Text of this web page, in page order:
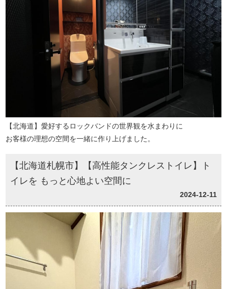
【北海道】愛好するロックバンドの世界観を水まわりに
お客様の理想の空間を一緒に作り上げました。
【北海道札幌市】【高性能タンクレストイレ】ト
イレを もっと心地よい空間に
2024-12-11